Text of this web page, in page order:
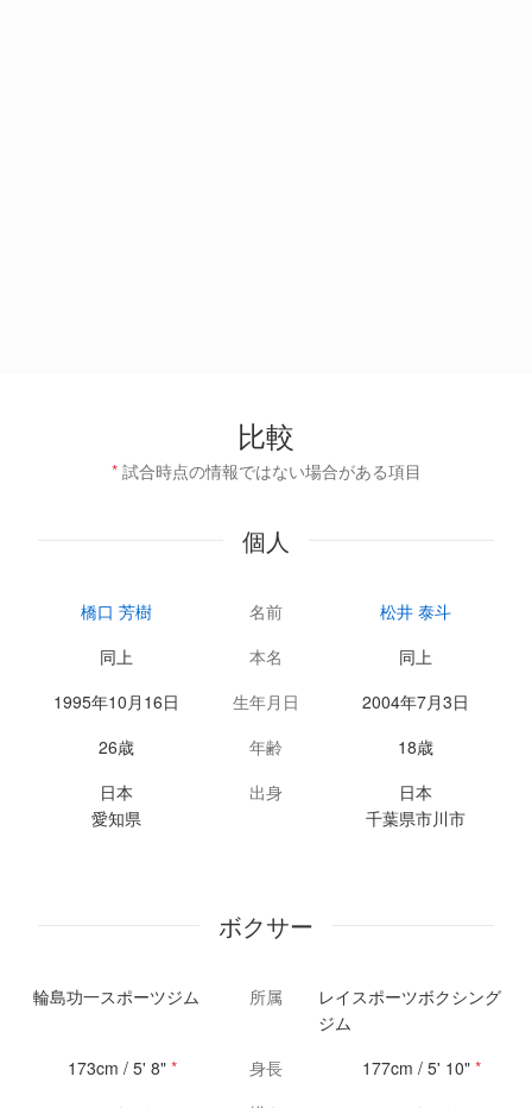
比較
* 試合時点の情報ではない場合がある項目
個人
橋口 芳樹 名前
松井 泰斗
同上
本名
同上
1995年10月16日
生年月日
2004年7月3日
26歳
年齢
18歳
日本
愛知県
出身
日本
千葉県市川市
ボクサー
輪島功一スポーツジム 所属
レイスポーツボクシング
ジム
173cm / 5' 8" * 身長 177cm / 5' 10" *